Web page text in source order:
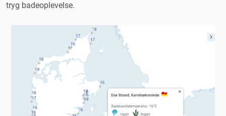
tryg badeoplevelse.